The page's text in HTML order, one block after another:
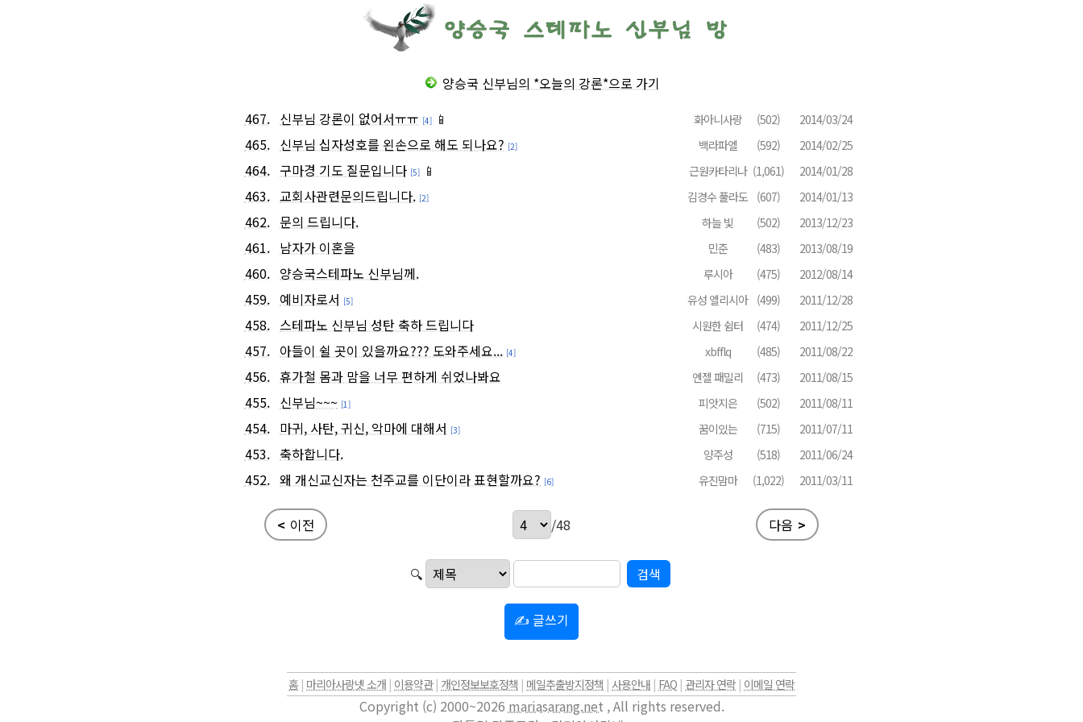
양승국 신부님의 *오늘의 강론*으로 가기
467. 신부님 강론이 없어서ㅠㅠ [4] 📱 화아니사랑 (502) 2014/03/24
465. 신부님 십자성호를 왼손으로 해도 되나요? [2] 백라파엘 (592) 2014/02/25
464. 구마경 기도 질문입니다 [5] 📱 근원카타리나 (1,061) 2014/01/28
463. 교회사관련문의드립니다. [2] 김경수 풀라도 (607) 2014/01/13
462. 문의 드립니다. 하늘 빛 (502) 2013/12/23
461. 남자가 이혼을 민준 (483) 2013/08/19
460. 양승국스테파노 신부님께. 루시아 (475) 2012/08/14
459. 예비자로서 [5] 유성 엘리시아 (499) 2011/12/28
458. 스테파노 신부님 성탄 축하 드립니다 시원한 쉼터 (474) 2011/12/25
457. 아들이 쉴 곳이 있을까요??? 도와주세요... [4] xbfflq (485) 2011/08/22
456. 휴가철 몸과 맘을 너무 편하게 쉬었나봐요 엔젤 패밀리 (473) 2011/08/15
455. 신부님~~~ [1] 피앗지은 (502) 2011/08/11
454. 마귀, 사탄, 귀신, 악마에 대해서 [3] 꿈이있는 (715) 2011/07/11
453. 축하합니다. 양주성 (518) 2011/06/24
452. 왜 개신교신자는 천주교를 이단이라 표현할까요? [6] 유진맘마 (1,022) 2011/03/11
< 이전 /48 다음 >
🔍
✍ 글쓰기
홈 | 마리아사랑넷 소개 | 이용약관 | 개인정보보호정책 | 메일추출방지정책 | 사용안내 | FAQ | 관리자 연락 | 이메일 연락
Copyright (c) 2000~2026 mariasarang.net , All rights reserved.